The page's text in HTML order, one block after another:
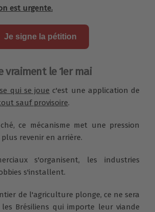
est urgente.
Je signe la pétition
vraiment le 1er mai
qui se joue c'est une application de
sauf provisoire.
ce mécanisme met une pression
revenir en arrière.
s'organisent, les industries
s'installent.
de l'agriculture plonge, ce ne sera
Brésiliens qui importe leur viande